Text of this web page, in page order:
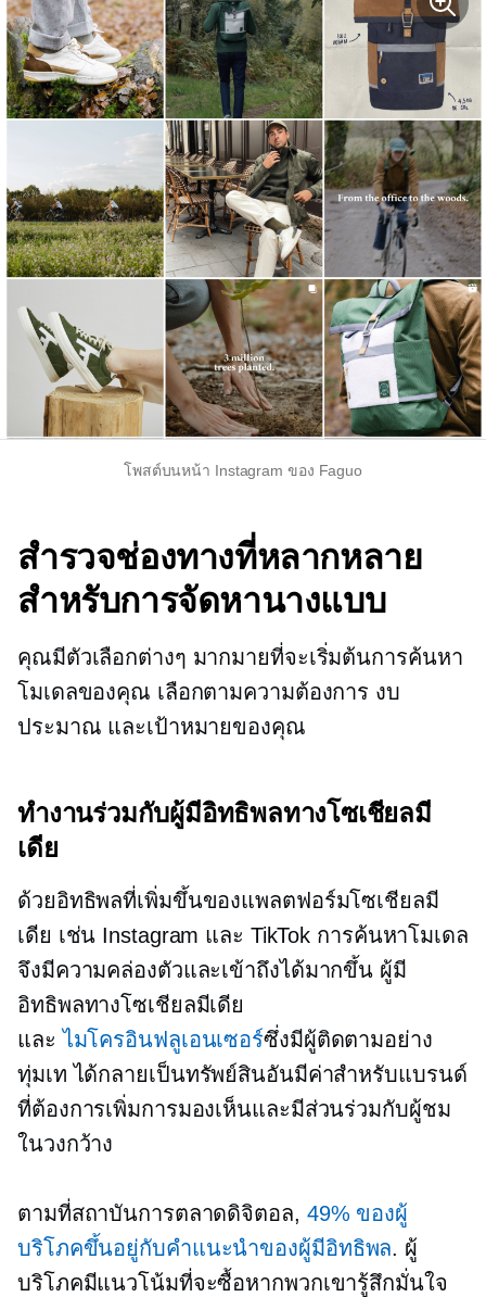
โพสต์บนหน้า Instagram ของ Faguo
สำรวจช่องทางที่หลากหลาย
สำหรับการจัดหานางแบบ
คุณมีตัวเลือกต่างๆ มากมายที่จะเริ่มต้นการค้นหา
โมเดลของคุณ เลือกตามความต้องการ งบ
ประมาณ และเป้าหมายของคุณ
ทำงานร่วมกับผู้มีอิทธิพลทางโซเชียลมี
เดีย
ด้วยอิทธิพลที่เพิ่มขึ้นของแพลตฟอร์มโซเชียลมี
เดีย เช่น Instagram และ TikTok การค้นหาโมเดล
จึงมีความคล่องตัวและเข้าถึงได้มากขึ้น ผู้มี
อิทธิพลทางโซเชียลมีเดีย
และไมโครอินฟลูเอนเซอร์ซึ่งมีผู้ติดตามอย่าง
ทุ่มเท ได้กลายเป็นทรัพย์สินอันมีค่าสำหรับแบรนด์
ที่ต้องการเพิ่มการมองเห็นและมีส่วนร่วมกับผู้ชม
ในวงกว้าง
ตามที่สถาบันการตลาดดิจิตอล, 49% ของผู้
บริโภคขึ้นอยู่กับคำแนะนำของผู้มีอิทธิพล. ผู้
บริโภคมีแนวโน้มที่จะซื้อหากพวกเขารู้สึกมั่นใจ